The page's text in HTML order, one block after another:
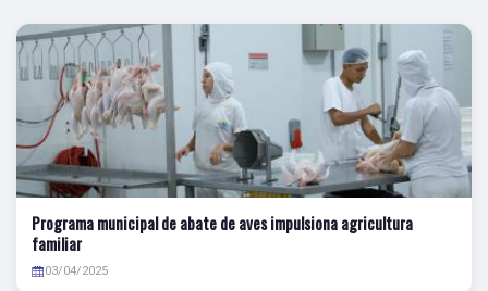
Programa municipal de abate de aves impulsiona agricultura
familiar
03/04/2025